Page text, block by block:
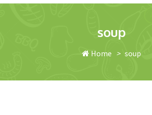
soup
Home > soup